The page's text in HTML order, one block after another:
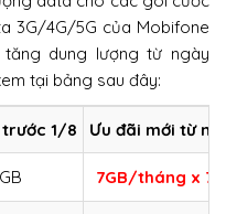
3G/4G/5G của Mobifone
dung lượng từ ngày
tại bảng sau đây:
trước 1/8 Ưu đãi mới từ
7GB/tháng x 7